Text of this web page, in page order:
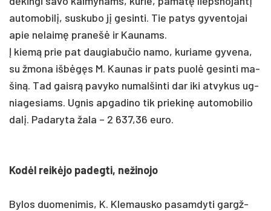
au­to­mo­bilį, su­sku­bo jį ge­sin­ti. Tie pa­tys gy­ven­to­jai
apie ne­laimę pra­nešė ir Kau­nams.
Į kiemą prie pat dau­gia­bu­čio na­mo, ku­ria­me gy­ve­na,
su žmo­na išbėgęs M. Kau­nas ir pa­ts puolė ge­sin­ti ma­
šiną. Tad gaisrą pa­vy­ko nu­mal­šin­ti dar iki at­vy­kus ug­
nia­ge­siams. Ug­nis ap­ga­di­no tik prie­kinę au­to­mo­bi­lio
dalį. Pa­da­ry­ta ža­la – 2 637,36 eu­ro.
Kodėl reikė­jo pa­deg­ti, ne­ži­no­jo
By­los duo­me­ni­mis, K. Kle­maus­ko pa­sam­dy­ti gargž­